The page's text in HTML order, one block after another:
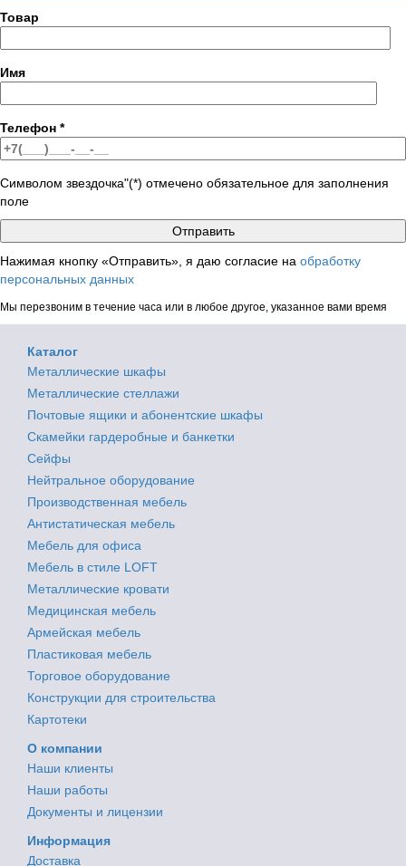
Товар
Имя
Телефон *
Символом звездочка"(*) отмечено обязательное для заполнения
поле
Нажимая кнопку «Отправить», я даю согласие на обработку
персональных данных
Мы перезвоним в течение часа или в любое другое, указанное вами время
Каталог
Металлические шкафы
Металлические стеллажи
Почтовые ящики и абонентские шкафы
Скамейки гардеробные и банкетки
Сейфы
Нейтральное оборудование
Производственная мебель
Антистатическая мебель
Мебель для офиса
Мебель в стиле LOFT
Металлические кровати
Медицинская мебель
Армейская мебель
Пластиковая мебель
Торговое оборудование
Конструкции для строительства
Картотеки
О компании
Наши клиенты
Наши работы
Документы и лицензии
Информация
Доставка